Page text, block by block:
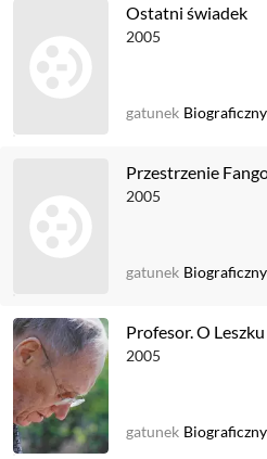
Ostatni świadek
2005
gatunek Biograficzny
Przestrzenie
2005
gatunek Biograficzny
Profesor. O
2005
gatunek Biograficzny